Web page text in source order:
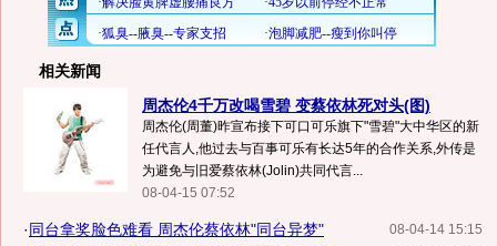
相关新闻
周杰伦4千万改喝雪碧 变蔡依林死对头(图)
周杰伦(周董)昨宣布接下可口可乐旗下"雪碧"大中华区的新
任代言人,他过去与百事可乐有长达5年的合作关系,外传是
为避免与旧爱蔡依林(Jolin)共同代言...
08-04-15 07:52
08-04-14 15:15
·同台拿奖脸色难看 周杰伦蔡依林"同台异梦"